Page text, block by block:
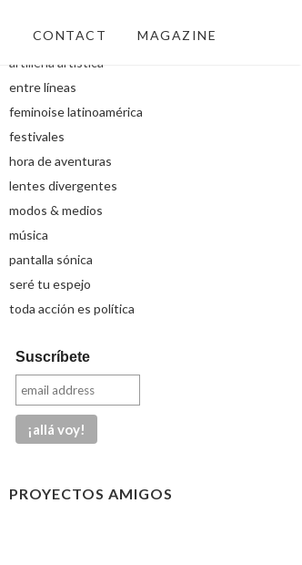
CONTACT MAGAZINE
Secciones
artillería artística
entre líneas
feminoise latinoamérica
festivales
hora de aventuras
lentes divergentes
modos & medios
música
pantalla sónica
seré tu espejo
toda acción es política
Suscríbete
PROYECTOS AMIGOS